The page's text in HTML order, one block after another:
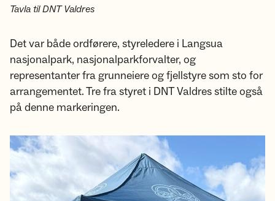
Tavla til DNT Valdres
Det var både ordførere, styreledere i Langsua
nasjonalpark, nasjonalparkforvalter, og
representanter fra grunneiere og fjellstyre som sto for
arrangementet. Tre fra styret i DNT Valdres stilte også
på denne markeringen.